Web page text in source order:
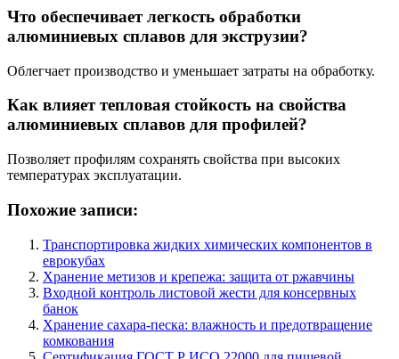
Что обеспечивает легкость обработки
алюминиевых сплавов для экструзии?
Облегчает производство и уменьшает затраты на обработку.
Как влияет тепловая стойкость на свойства
алюминиевых сплавов для профилей?
Позволяет профилям сохранять свойства при высоких
температурах эксплуатации.
Похожие записи:
Транспортировка жидких химических компонентов в
еврокубах
Хранение метизов и крепежа: защита от ржавчины
Входной контроль листовой жести для консервных
банок
Хранение сахара-песка: влажность и предотвращение
комкования